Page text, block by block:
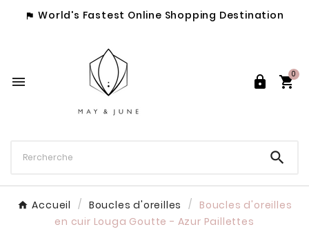
 World's Fastest Online Shopping Destination
  
0

Accueil Boucles d'oreilles
Boucles d'oreilles
en cuir Louga Goutte - Azur Paillettes